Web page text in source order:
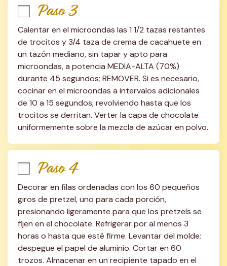
Paso 3
Calentar en el microondas las 1 1/2 tazas restantes
de trocitos y 3/4 taza de crema de cacahuete en
un tazón mediano, sin tapar y apto para
microondas, a potencia MEDIA-ALTA (70%)
durante 45 segundos; REMOVER. Si es necesario,
cocinar en el microondas a intervalos adicionales
de 10 a 15 segundos, revolviendo hasta que los
trocitos se derritan. Verter la capa de chocolate
uniformemente sobre la mezcla de azúcar en polvo.
Paso 4
Decorar en filas ordenadas con los 60 pequeños
giros de pretzel, uno para cada porción,
presionando ligeramente para que los pretzels se
fijen en el chocolate. Refrigerar por al menos 3
horas o hasta que esté firme. Levantar del molde;
despegue el papel de aluminio. Cortar en 60
trozos. Almacenar en un recipiente tapado en el